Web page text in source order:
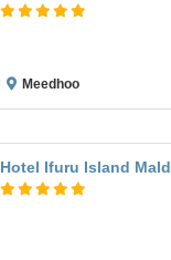
Meedhoo
Hotel Ifuru Island